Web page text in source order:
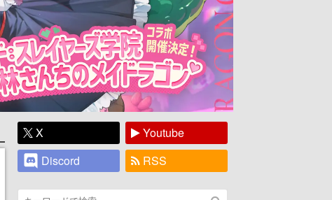
X
Youtube
Discord
RSS